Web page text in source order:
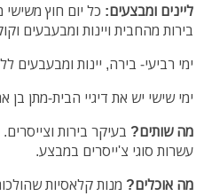
ליינים ומבצעים:
בירות מהחבית ויינות ומבעבעים
ימי רביעי- בירה, יינות ומבעבעים
ימי שישי יש את דיגיי הבית-מתן בן
מה שותים?
עשרות סוגי צ'ייסרים במבצע.
מה אוכלים? מנות קלאסיות